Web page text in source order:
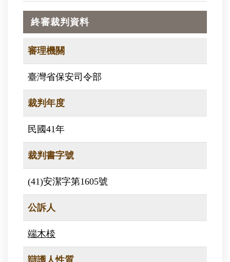
終審裁判資料
審理機關
臺灣省保安司令部
裁判年度
民國41年
裁判書字號
(41)安潔字第1605號
公訴人
端木棪